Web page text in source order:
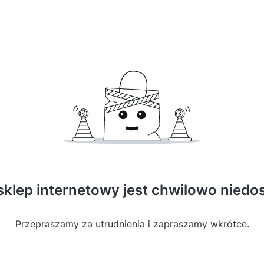
internetowy jest chwilowo
Przepraszamy za utrudnienia i zapraszamy wkrótce.